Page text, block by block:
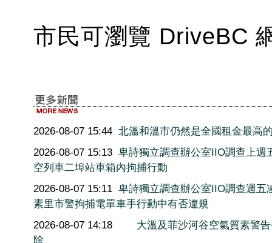
市民可瀏覽 DriveBC
2026-08-07 15:44 北溫和溫市仍然是全國租金最高
2026-08-07 15:13 卑詩獨立調查辦公室IIO調查上週
空列車二埠站車箱內拘捕行動
2026-08-07 15:11 卑詩獨立調查辦公室IIO調查週五
素里市警拘捕電單車手行動中有否違規
2026-08-07 14:18
大溫及菲沙河谷空氣質素警
除